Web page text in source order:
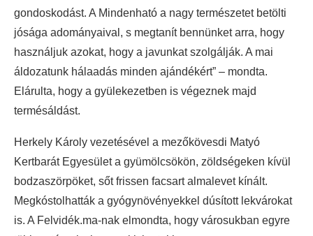
gondoskodást. A Mindenható a nagy természetet betölti
jósága adományaival, s megtanít bennünket arra, hogy
használjuk azokat, hogy a javunkat szolgálják. A mai
áldozatunk hálaadás minden ajándékért” – mondta.
Elárulta, hogy a gyülekezetben is végeznek majd
termésáldást.
Herkely Károly vezetésével a mezőkövesdi Matyó
Kertbarát Egyesület a gyümölcsökön, zöldségeken kívül
bodzaszörpöket, sőt frissen facsart almalevet kínált.
Megkóstolhatták a gyógynövényekkel dúsított lekvárokat
is. A Felvidék.ma-nak elmondta, hogy városukban egyre